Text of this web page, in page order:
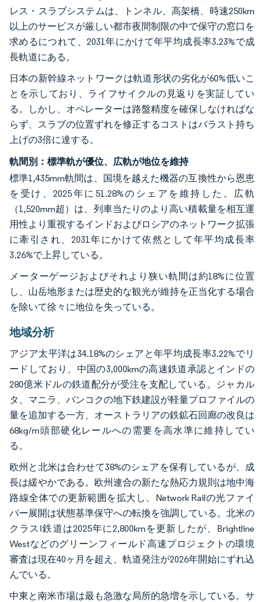
レス・スラブシステムは、トンネル、高架橋、時速250km
以上のサービスが厳しい都市夜間制限の中で保守の窓口を
求めるにつれて、2031年にかけて年平均成長率3.23%で成
長軌道にある。
日本の新幹線ネットワークは軌道形状の劣化が60%低いこ
とを示しており、ライフサイクルの見返りを実証してい
る。しかし、オペレーターは路盤精度を確保しなければな
らず、スラブの位置ずれを修正するコストはバラスト持ち
上げの3倍に達する。
軌間別：標準軌が優位、広軌が地位を維持
標準1,435mm軌間は、国境を越えた機器の互換性から恩恵
を受け、2025年に51.28%のシェアを維持した。広軌
（1,520mm超）は、列車当たりのより高い積載量を相互運
用性より重視するインドおよびロシアのネットワーク拡張
に牽引され、2031年にかけて依然として年平均成長率
3.26%で上昇している。
メーターゲージおよびそれより狭い軌間は約18%に位置
し、山岳地形または歴史的な観光が維持を正当化する場合
を除いて徐々に地位を失っている。
地域分析
アジア太平洋は34.18%のシェアと年平均成長率3.22%でリ
ードしており、中国の3,000kmの高速鉄道承認とインドの
280億米ドルの鉄道配分が受注を支配している。ジャカル
タ、マニラ、バンコクの地下鉄建設が軽量プロファイルの
量を追加する一方、オーストラリアの鉄鉱石回廊の改良は
68kg/m頭部硬化レールへの需要を高水準に維持してい
る。
欧州と北米は合わせて38%のシェアを保有しているが、成
長は緩やかである。欧州連合の新たな熱応力規則は地中海
路線全体での更新範囲を拡大し、Network Railの光ファイ
バー展開は状態基準保守への転換を強調している。北米の
クラスI鉄道は2025年に2,800kmを更新したが、Brightline
Westなどのグリーンフィールド高速プロジェクトの環境
審査は現在40ヶ月を超え、軌道発注が2026年開始にずれ込
んでいる。
中東と南米市場は最も急激な局所的急増を示している。サ